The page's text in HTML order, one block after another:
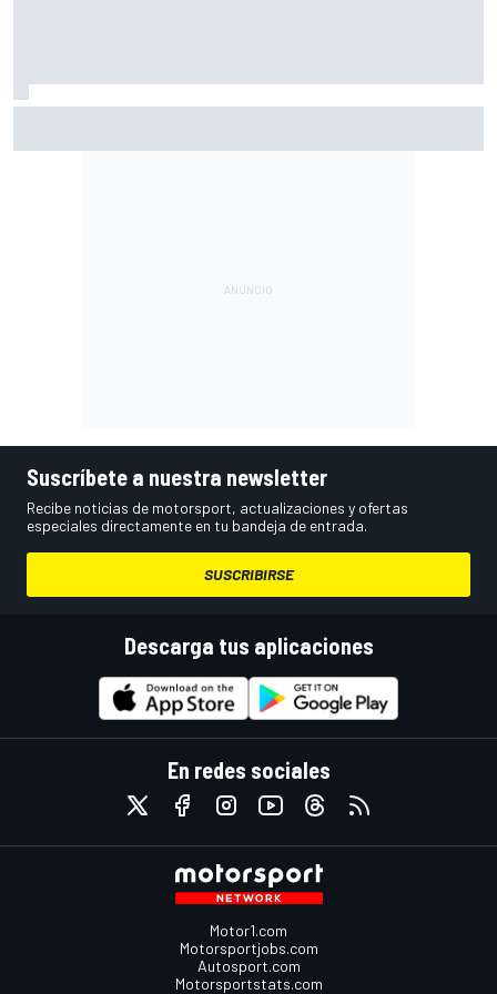
Suscríbete a nuestra newsletter
Recibe noticias de motorsport, actualizaciones y ofertas
especiales directamente en tu bandeja de entrada.
SUSCRIBIRSE
Descarga tus aplicaciones
En redes sociales
Motor1.com
Motorsportjobs.com
Autosport.com
Motorsportstats.com